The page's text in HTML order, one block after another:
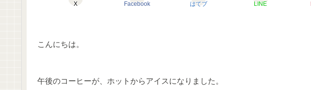
X Facebook はてブ LINE
こんにちは。
午後のコーヒーが、ホットからアイスになりました。